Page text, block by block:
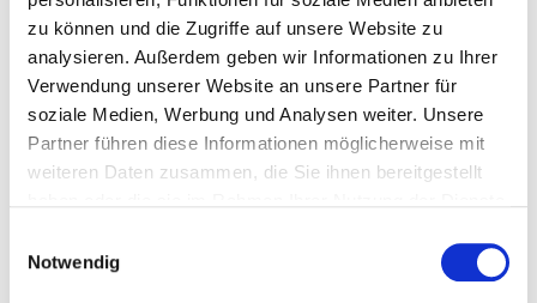
zu können und die Zugriffe auf unsere Website zu
analysieren. Außerdem geben wir Informationen zu Ihrer
Verwendung unserer Website an unsere Partner für
soziale Medien, Werbung und Analysen weiter. Unsere
Partner führen diese Informationen möglicherweise mit
weiteren Daten zusammen, die Sie ihnen bereitgestellt
Notwendig
Newsletter 57
Newsletter 57
Newsletter 58
Newsletter 58
Newsletter 59